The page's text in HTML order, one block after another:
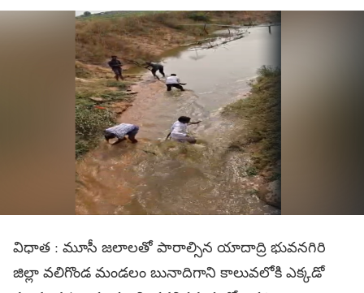
విధాత : మూసీ జలాలతో పారాల్సిన యాదాద్రి భువనగిరి
జిల్లా వలిగొండ మండలం బునాదిగాని కాలువలోకి ఎక్కడో